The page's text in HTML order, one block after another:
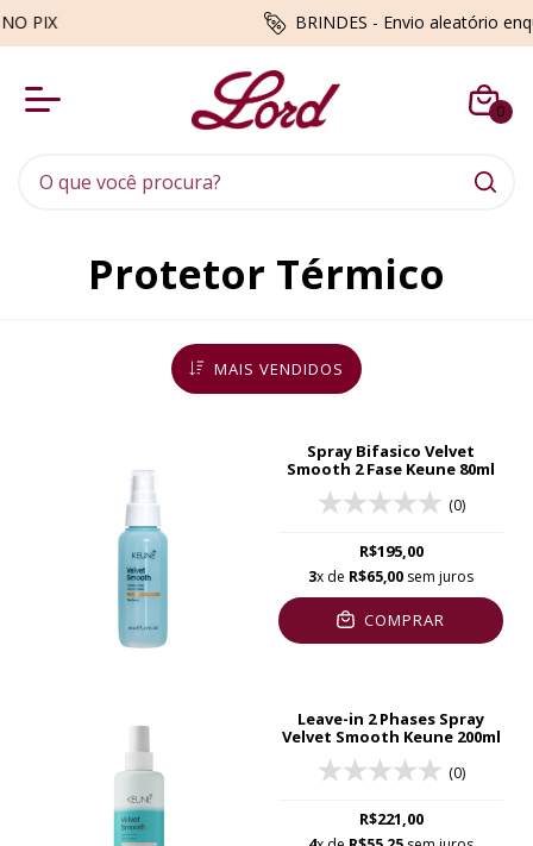
BRINDES - Envio aleatório enquanto
0
Protetor Térmico
MAIS VENDIDOS
Spray Bifasico Velvet
Smooth 2 Fase Keune 80ml
(0)
R$195,00
3x de R$65,00 sem juros
COMPRAR
Leave-in 2 Phases Spray
Velvet Smooth Keune 200ml
(0)
R$221,00